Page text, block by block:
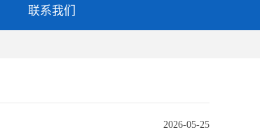
联系我们
2026-05-25